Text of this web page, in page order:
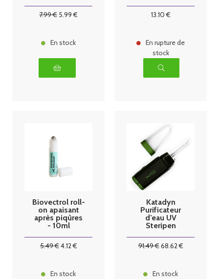
7.99€ 5.99 €
En stock
13.10€
En rupture de
stock
Biovectrol roll-
on apaisant
après piqûres
- 10ml
5.49€4.12€
En stock
Katadyn
Purificateur
d’eau UV
Steripen
91.49€68.62€
En stock